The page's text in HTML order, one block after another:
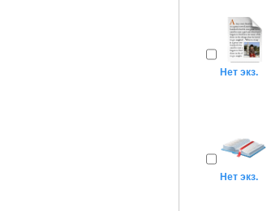
Нет экз.
Нет экз.